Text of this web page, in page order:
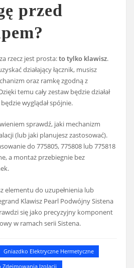
przed
rzecz jest prosta:to tylko klawisz.
działający łącznik, musisz
oraz ramkę zgodną z
temu cały zestaw będzie działał
wyglądał spójnie.
sprawdź, jaki mechanizm
(lub jaki planujesz zastosować).
do 775805, 775808 lub 775818
a montaż przebiegnie bez
elementu do uzupełnienia lub
Klawisz Pearl Podwójny Sistena
się jako precyzyjny komponent
w ramach serii Sistena.
Gniazdko Elektryczne Hermetyczne
Zdejmowania Izolacji